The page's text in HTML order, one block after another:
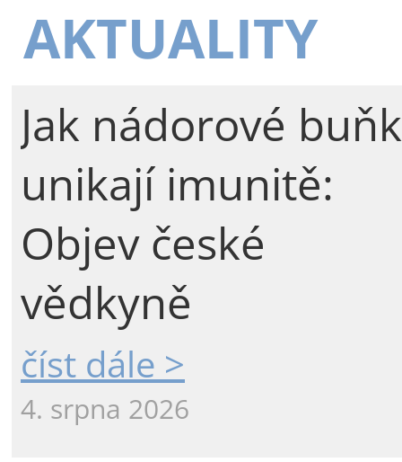
AKTUALITY
Jak nádorové
unikají imunitě:
Objev české
vědkyně
číst dále >
4. srpna 2026